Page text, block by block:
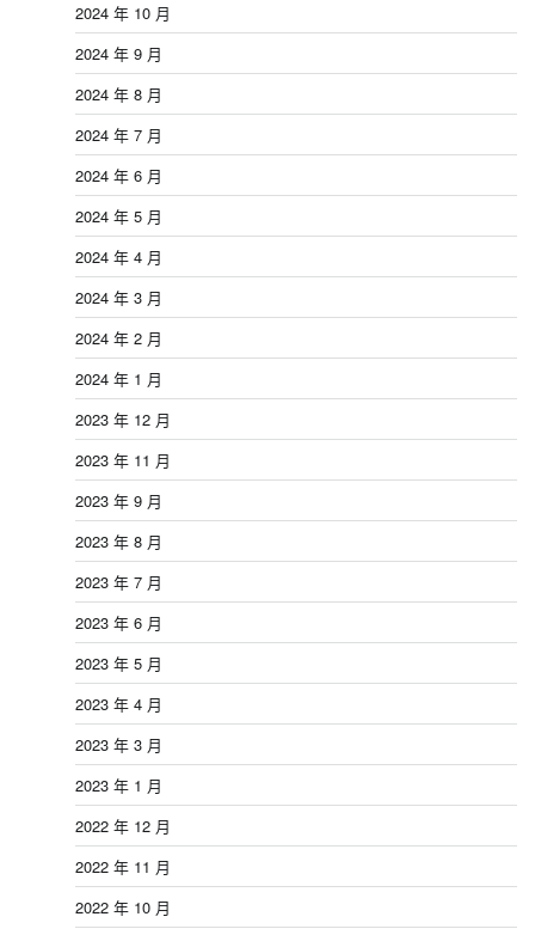
2024 年 10 月
2024 年 9 月
2024 年 8 月
2024 年 7 月
2024 年 6 月
2024 年 5 月
2024 年 4 月
2024 年 3 月
2024 年 2 月
2024 年 1 月
2023 年 12 月
2023 年 11 月
2023 年 9 月
2023 年 8 月
2023 年 7 月
2023 年 6 月
2023 年 5 月
2023 年 4 月
2023 年 3 月
2023 年 1 月
2022 年 12 月
2022 年 11 月
2022 年 10 月